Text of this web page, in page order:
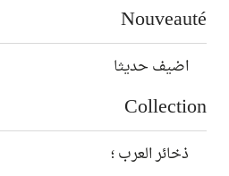
Nouveauté
اضيف حديثا
Collection
ذخائر العرب ؛